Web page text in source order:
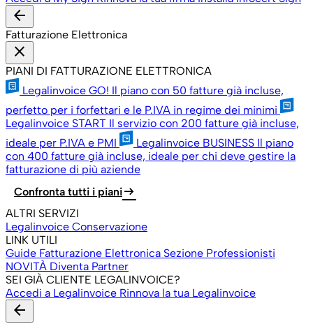
arrow_back
Fatturazione Elettronica
close
PIANI DI FATTURAZIONE ELETTRONICA
Legalinvoice GO! Il piano con 50 fatture già incluse,
perfetto per i forfettari e le P.IVA in regime dei minimi
Legalinvoice START Il servizio con 200 fatture già incluse,
ideale per P.IVA e PMI
Legalinvoice BUSINESS Il piano
con 400 fatture già incluse, ideale per chi deve gestire la
fatturazione di più aziende
Confronta tutti i pianiarrow_right_alt
ALTRI SERVIZI
Legalinvoice Conservazione
LINK UTILI
Guide Fatturazione Elettronica Sezione Professionisti
NOVITÀ Diventa Partner
SEI GIÀ CLIENTE LEGALINVOICE?
Accedi a Legalinvoice Rinnova la tua Legalinvoice
arrow_back